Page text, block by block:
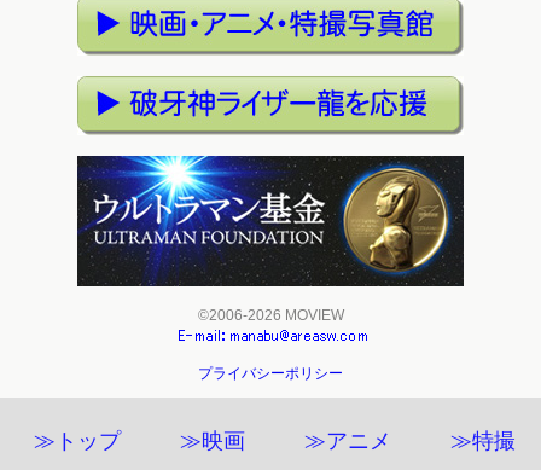
©2006-2026 MOVIEW
プライバシーポリシー
≫トップ ≫映画 ≫アニメ ≫特撮